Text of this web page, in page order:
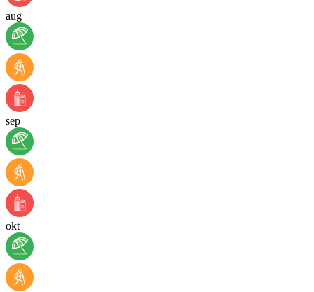
aug
sep
okt